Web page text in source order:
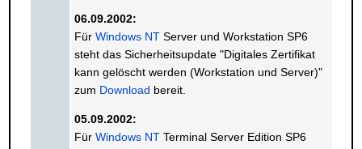
06.09.2002:
Für Windows NTServer und Workstation SP6
steht das Sicherheitsupdate "Digitales Zertifikat
kann gelöscht werden (Workstation und Server)"
zum Download bereit.
05.09.2002:
Für Windows NTTerminal Server Edition SP6